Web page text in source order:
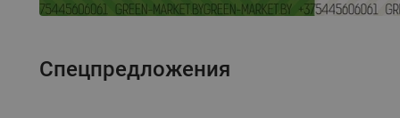
Спецпредложения